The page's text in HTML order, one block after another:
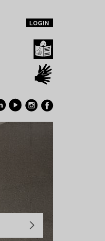
LOGIN